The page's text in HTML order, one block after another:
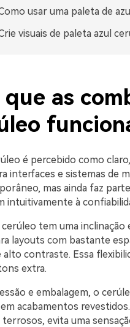
usar uma paleta de
visuais de paleta azul
que as
é percebido como
interfaces e sistemas de
mas ainda faz
intuitivamente à
tem uma
layouts com bastante
alto contraste. Essa
extra.
e embalagem, o
acabamentos
evita uma